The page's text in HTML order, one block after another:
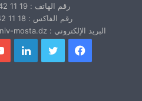
رقم الهاتف : 19 11 42 045
رقم الفاكس : 18 11 42 045
البريد الإلكتروني : webmaster@univ-mosta.dz
فيسبوك تويتر